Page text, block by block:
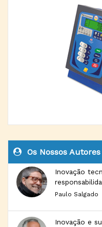
Os Nossos Autores
Inovação
Paulo Salgado
Inovação e